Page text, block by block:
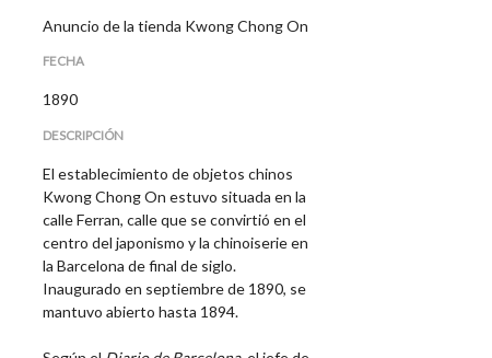
Anuncio de la tienda Kwong Chong On
FECHA
1890
DESCRIPCIÓN
El establecimiento de objetos chinos
Kwong Chong On estuvo situada en la
calle Ferran, calle que se convirtió en el
centro del japonismo y la chinoiserie en
la Barcelona de final de siglo.
Inaugurado en septiembre de 1890, se
mantuvo abierto hasta 1894.